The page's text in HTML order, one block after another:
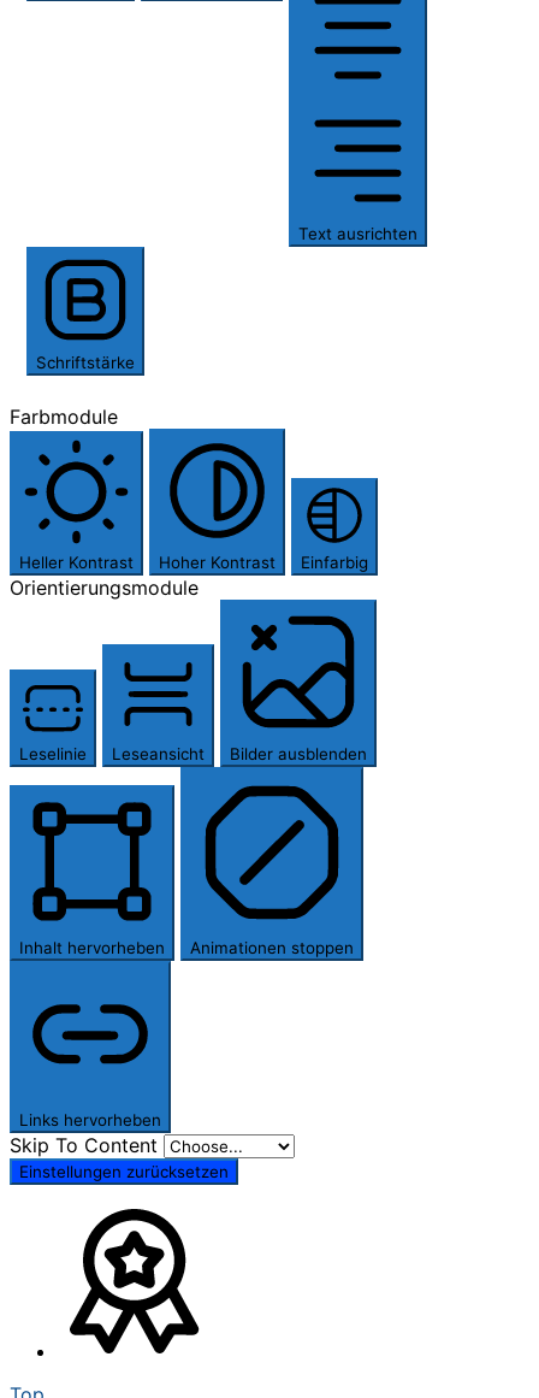
Text ausrichten
Schriftstärke
Farbmodule
Heller Kontrast Hoher Kontrast Einfarbig
Orientierungsmodule
Leselinie Leseansicht Bilder ausblenden
Inhalt hervorheben Animationen stoppen
Links hervorheben
Skip To Content
Einstellungen zurücksetzen